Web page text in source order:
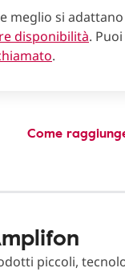
meglio si
disponibilità. Puoi
.
Come
piccoli,